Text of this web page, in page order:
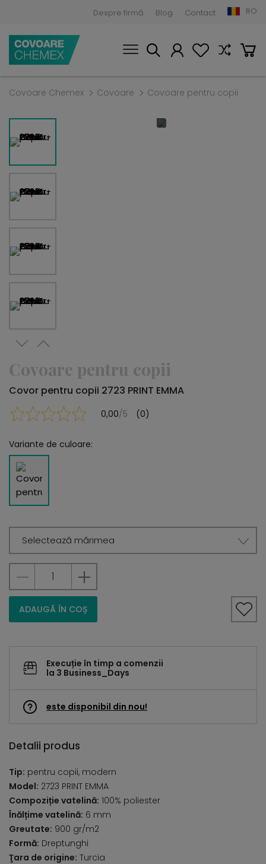
Despre firmă Blog Contact RO
Covoare Chemex Covoare Covoare pentru copii
Covoare pentru copii
Covor pentru copii 2723 PRINT EMMA
0,00/5 (0)
Variante de culoare:
Selectează mărimea
ADAUGĂ ÎN COȘ
Execuție în timp a comenzii
la 3 Business_Days
este disponibil din nou!
Detalii produs
Tip: pentru copii, modern
Model: 2723 PRINT EMMA
Compoziție vatelină: 100% poliester
Înălțime vatelină: 6 mm
Greutate: 900 gr/m2
Formă: Dreptunghi
Ţara de origine: Turcia